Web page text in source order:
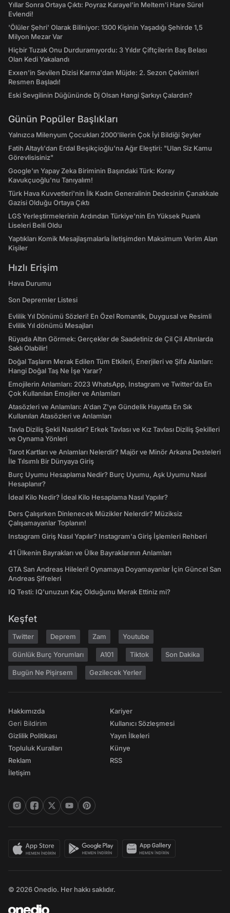
Yıllar Sonra Ortaya Çıktı: Poyraz Karayel'in Meltem'i Hare Sürel
Evlendi!
'Ölüler Şehri' Olarak Biliniyor: 1300 Kişinin Yaşadığı Şehirde 1,5
Milyon Mezar Var
Hiçbir Tuzak Onu Durduramıyordu: 3 Yıldır Çiftçilerin Baş Belası
Olan Kedi Yakalandı
Exxen'in Sevilen Dizisi Karma'dan Müjde: 2. Sezon Çekimleri
Resmen Başladı!
Eski Sevgilinin Düğününde Dj Olsan Hangi Şarkıyı Çalardın?
Günün Popüler Başlıkları
Yalnızca Milenyum Çocukları 2000'lilerin Çok İyi Bildiği Şeyler
Fatih Altaylı'dan Erdal Beşikçioğlu'na Ağır Eleştiri: "Ulan Siz Kamu
Görevlisisiniz"
Google'ın Yapay Zeka Biriminin Başındaki Türk: Koray
Kavukçuoğlu'nu Tanıyalım!
Türk Hava Kuvvetleri'nin İlk Kadın Generalinin Dedesinin Çanakkale
Gazisi Olduğu Ortaya Çıktı
LGS Yerleştirmelerinin Ardından Türkiye'nin En Yüksek Puanlı
Liseleri Belli Oldu
Yaptıkları Komik Mesajlaşmalarla İletişimden Maksimum Verim Alan
Kişiler
Hızlı Erişim
Hava Durumu
Son Depremler Listesi
Evlilik Yıl Dönümü Sözleri! En Özel Romantik, Duygusal ve Resimli
Evlilik Yıl dönümü Mesajları
Rüyada Altın Görmek: Gerçekler de Saadetiniz de Çil Çil Altınlarda
Saklı Olabilir!
Doğal Taşların Merak Edilen Tüm Etkileri, Enerjileri ve Şifa Alanları:
Hangi Doğal Taş Ne İşe Yarar?
Emojilerin Anlamları: 2023 WhatsApp, Instagram ve Twitter'da En
Çok Kullanılan Emojiler ve Anlamları
Atasözleri ve Anlamları: A'dan Z'ye Gündelik Hayatta En Sık
Kullanılan Atasözleri ve Anlamları
Tavla Diziliş Şekli Nasıldır? Erkek Tavlası ve Kız Tavlası Diziliş Şekilleri
ve Oynama Yönleri
Tarot Kartları ve Anlamları Nelerdir? Majör ve Minör Arkana Desteleri
İle Tılsımlı Bir Dünyaya Giriş
Burç Uyumu Hesaplama Nedir? Burç Uyumu, Aşk Uyumu Nasıl
Hesaplanır?
İdeal Kilo Nedir? İdeal Kilo Hesaplama Nasıl Yapılır?
Ders Çalışırken Dinlenecek Müzikler Nelerdir? Müziksiz
Çalışamayanlar Toplanın!
Instagram Giriş Nasıl Yapılır? Instagram'a Giriş İşlemleri Rehberi
41 Ülkenin Bayrakları ve Ülke Bayraklarının Anlamları
GTA San Andreas Hileleri! Oynamaya Doyamayanlar İçin Güncel San
Andreas Şifreleri
IQ Testi: IQ'unuzun Kaç Olduğunu Merak Ettiniz mi?
Keşfet
Twitter Deprem Zam Youtube
Günlük Burç Yorumları A101 Tiktok Son Dakika
Bugün Ne Pişirsem Gezilecek Yerler
Hakkımızda
Geri Bildirim
Gizlilik Politikası
Topluluk Kuralları
Reklam
İletişim
Kariyer
Kullanıcı Sözleşmesi
Yayın İlkeleri
Künye
RSS
© 2026 Onedio. Her hakkı saklıdır.